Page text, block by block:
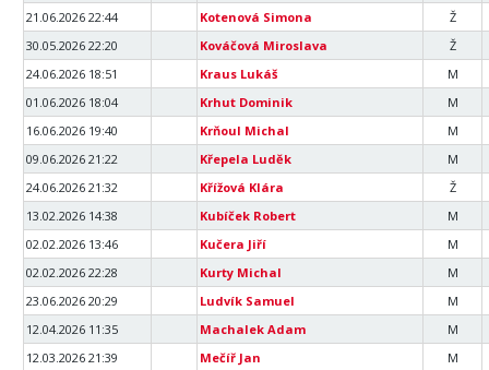
21.06.2026 22:44
Kotenová Simona
Ž
30.05.2026 22:20
Kováčová Miroslava
Ž
24.06.2026 18:51
Kraus Lukáš
M
01.06.2026 18:04
Krhut Dominik
M
16.06.2026 19:40
Krňoul Michal
M
09.06.2026 21:22
Křepela Luděk
M
24.06.2026 21:32
Křížová Klára
Ž
13.02.2026 14:38
Kubíček Robert
M
02.02.2026 13:46
Kučera Jiří
M
02.02.2026 22:28
Kurty Michal
M
23.06.2026 20:29
Ludvík Samuel
M
12.04.2026 11:35
Machalek Adam
M
12.03.2026 21:39
Mečíř Jan
M